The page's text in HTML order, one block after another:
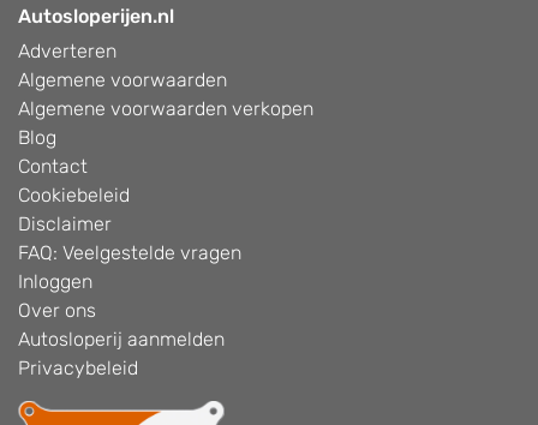
Autosloperijen.nl
Adverteren
Algemene voorwaarden
Algemene voorwaarden verkopen
Blog
Contact
Cookiebeleid
Disclaimer
FAQ: Veelgestelde vragen
Inloggen
Over ons
Autosloperij aanmelden
Privacybeleid